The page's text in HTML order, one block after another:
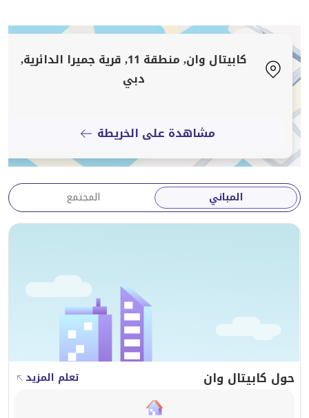
رسوم الإدارة: 5,250 درهم إماراتي
مميزات خطة الدفع:
15% خلال 30 يوم من الحجز
دفعات صغيرة متعددة خلال فترة الإنشاء
70% عند التسليم (2028)
هذا الهيكل يجعله جذابًا للغاية للمستثمرين والمستخدمين
النهائيين الذين يبحثون عن دفعة أولية منخفضة مع نمو
مركز مبيعات سكاي فيو، مكتب 1،
شارع حصة، البرشاء الثالث (الفرع)
كابيتال وان, منطقة 11, قرية جميرا الدائرية,
دبي
مشاهدة على الخريطة
المباني المجتمع
حول كابيتال وان تعلم المزيد